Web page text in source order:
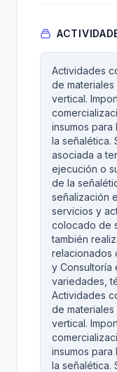
Actividades
de
vertical.
insumos
la señalética.
asociada a
ejecución o
de la
señalización
servicios y
colocado de
también
relacionados
y Consultoría
variedades,
Actividades
de
vertical.
insumos
la señalética.